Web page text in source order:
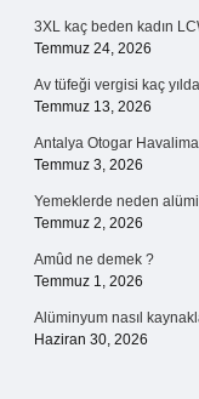
3XL kaç beden kadın
Temmuz 24, 2026
Av tüfeği vergisi kaç
Temmuz 13, 2026
Antalya Otogar
Temmuz 3, 2026
Yemeklerde neden
Temmuz 2, 2026
Amûd ne demek ?
Temmuz 1, 2026
Alüminyum nasıl
Haziran 30, 2026